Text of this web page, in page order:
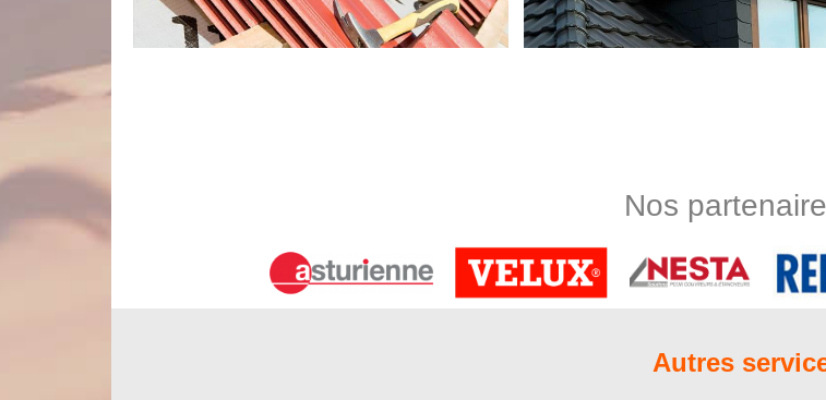
un couvreur très qualifié. Nous avons les connaissances et les outils de travail utiles pour refaire
sociales. Veuillez-nous faire appel et nous n’allons pas vous décevoir. Nous travaillons partout à
Nous ne suggérons que des prestations de qualité
votre habitation. Nous allons donc nous donner à fond pour fournir l’ouvrage dont vous rêviez.
Nos
Autres